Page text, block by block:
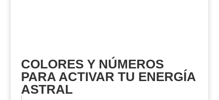
COLORES Y NÚMEROS
PARA ACTIVAR TU ENERGÍA
ASTRAL